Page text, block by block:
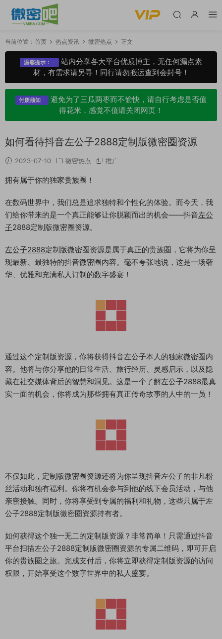
当前位置： 首页 热点资讯 微密热点 正文
温馨提示：
站内分享各大平台优质博主，无任何漏点素
材，有需求请另寻！同行请勿搬运查到会封号！
付废须知
避免为了三瓜两枣而不愉快，请自行考虑是否值
得花米，感觉不值请关闭网页！
如何看待抖音左公子2888定制版微密圈资源
2023-07-10 微密热点 推广
拥有属于你的独家贵族圈！
在数码世界中，我们总是追求独特和个性化的体验。而今天，我
们给你带来的是一个真正能够让你脱颖而出的机会——抖音左公
子2888定制版微密圈资源。
左公子2888定制版微密圈资源是属于真正的贵族圈，它将为你呈
现最新、最独特的抖音微密圈内容。毫不夸张地说，这是一场奢
华、优雅和充满私人订制的数字盛宴！
通过这个定制版资源，你将获得抖音左公子本人的独家微密圈内
容。他将与你分享他的日常生活、旅行经历、灵感启示，以及隐
藏在社交媒体背后的智慧和洞见。这是一个了解左公子2888最真
实一面的机会，你将成为那些拥有真正传奇故事的人中的一员！
不仅如此，定制版微密圈资源还将为你呈现抖音左公子的非凡粉
丝活动和独有福利。你将有机会参与到他的线下会员活动，与他
亲密接触。同时，你将享受到专属的福利和礼物，这些只属于左
公子2888定制版微密圈资源持有者。
如何获得这个独一无二的定制版资源？非常简单！只需通过抖音
平台扫描左公子2888定制版微密圈资源的专属二维码，即可开启
你的贵族圈之旅。完成支付后，你将立即获得定制版资源的访问
权限，开始享受这个数字世界中的私人盛宴。